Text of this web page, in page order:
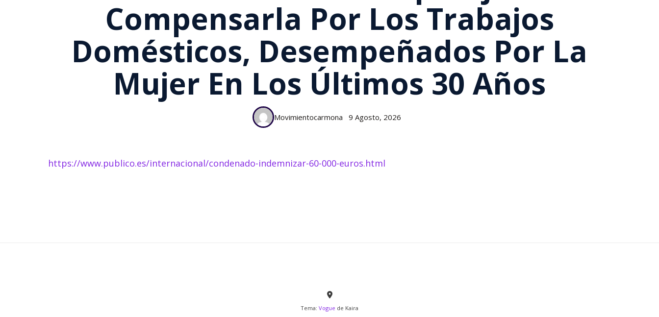
Compensarla Por Los Trabajos
Domésticos, Desempeñados Por La
Mujer En Los Últimos 30 Años
Movimientocarmona 9 Agosto, 2026
https://www.publico.es/internacional/condenado-indemnizar-60-000-euros.html
Tema: Vogue de Kaira